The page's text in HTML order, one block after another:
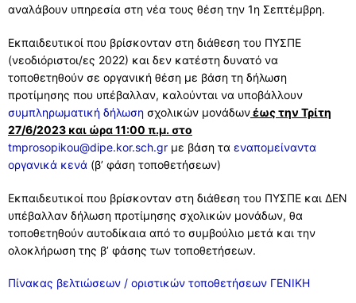
αναλάβουν υπηρεσία στη νέα τους θέση την 1η Σεπτέμβρη.
Εκπαιδευτικοί που βρίσκονταν στη διάθεση του ΠΥΣΠΕ
(νεοδιόριστοι/ες 2022) και δεν κατέστη δυνατό να
τοποθετηθούν σε οργανική θέση με βάση τη δήλωση
προτίμησης που υπέβαλλαν, καλούνται να υποβάλλουν
συμπληρωματική δήλωση σχολικών μονάδωνέως την Τρίτη
27/6/2023 και ώρα 11:00 π.μ. στο
tmprosopikou@dipe.kor.sch.gr με βάση τα εναπομείναντα
οργανικά κενά (β’ φάση τοποθετήσεων)
Εκπαιδευτικοί που βρίσκονταν στη διάθεση του ΠΥΣΠΕ και ΔΕΝ
υπέβαλλαν δήλωση προτίμησης σχολικών μονάδων, θα
τοποθετηθούν αυτοδίκαια από το συμβούλιο μετά και την
ολοκλήρωση της β’ φάσης των τοποθετήσεων.
Πίνακας βελτιώσεων / οριστικών τοποθετήσεων ΓΕΝΙΚΗ